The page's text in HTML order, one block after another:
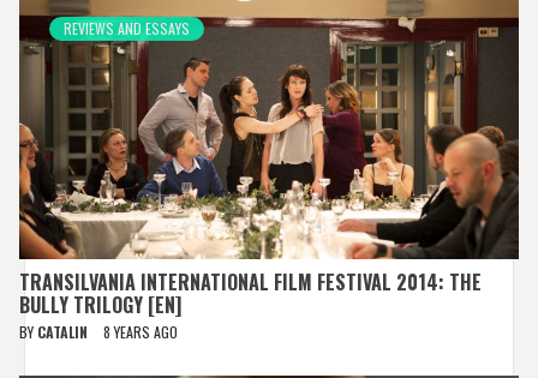
REVIEWS AND ESSAYS
TRANSILVANIA INTERNATIONAL FILM FESTIVAL 2014: THE
BULLY TRILOGY [EN]
BY CATALIN 8 YEARS AGO